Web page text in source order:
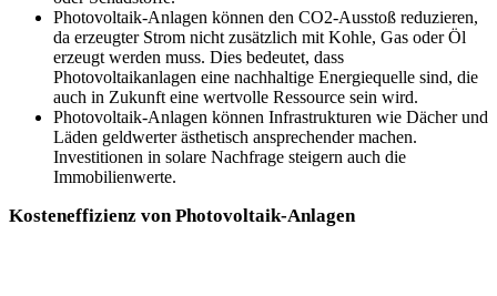
Photovoltaik-Anlagen können den CO2-Ausstoß reduzieren,
da erzeugter Strom nicht zusätzlich mit Kohle, Gas oder Öl
erzeugt werden muss. Dies bedeutet, dass
Photovoltaikanlagen eine nachhaltige Energiequelle sind, die
auch in Zukunft eine wertvolle Ressource sein wird.
Photovoltaik-Anlagen können Infrastrukturen wie Dächer und
Läden geldwerter ästhetisch ansprechender machen.
Investitionen in solare Nachfrage steigern auch die
Immobilienwerte.
Kosteneffizienz von Photovoltaik-Anlagen